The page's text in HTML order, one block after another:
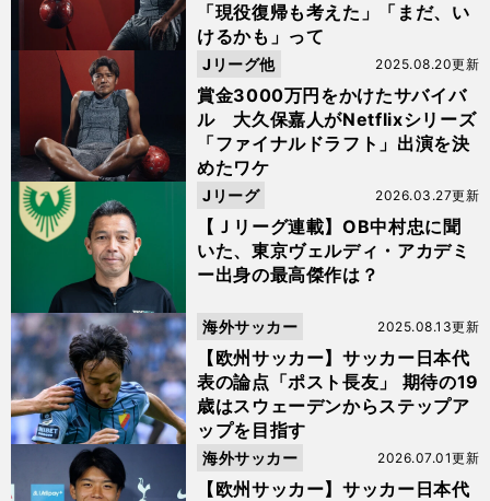
「現役復帰も考えた」「まだ、い
けるかも」って
賞金3000万円をかけたサバイバ
ル 大久保嘉人がNetflixシリーズ
「ファイナルドラフト」出演を決
めたワケ
2025.08.20更新
Jリーグ他
【Ｊリーグ連載】OB中村忠に聞
いた、東京ヴェルディ・アカデミ
ー出身の最高傑作は？
2026.03.27更新
Jリーグ
【欧州サッカー】サッカー日本代
表の論点「ポスト長友」 期待の19
歳はスウェーデンからステップア
ップを目指す
2025.08.13更新
海外サッカー
【欧州サッカー】サッカー日本代
2026.07.01更新
海外サッカー